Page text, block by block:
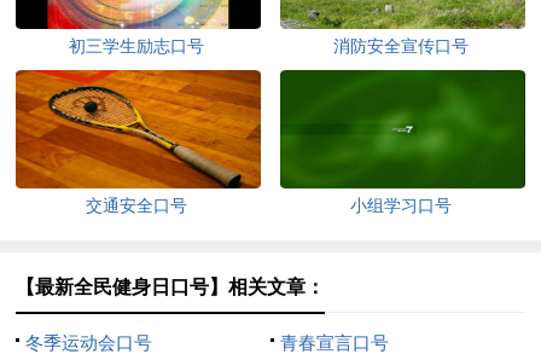
初三学生励志口号 消防安全宣传口号
交通安全口号 小组学习口号
【最新全民健身日口号】相关文章：
冬季运动会口号
青春宣言口号